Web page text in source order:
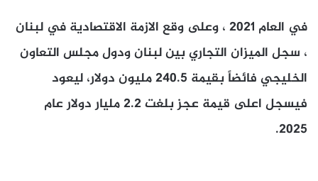
في العام 2021 ، وعلى وقع الازمة الاقتصادية في لبنان
، سجل الميزان التجاري بين لبنان ودول مجلس التعاون
الخليجي فائضاً بقيمة 240.5 مليون دولار، ليعود
فيسجل اعلى قيمة عجز بلغت 2.2 مليار دولار عام
2025.